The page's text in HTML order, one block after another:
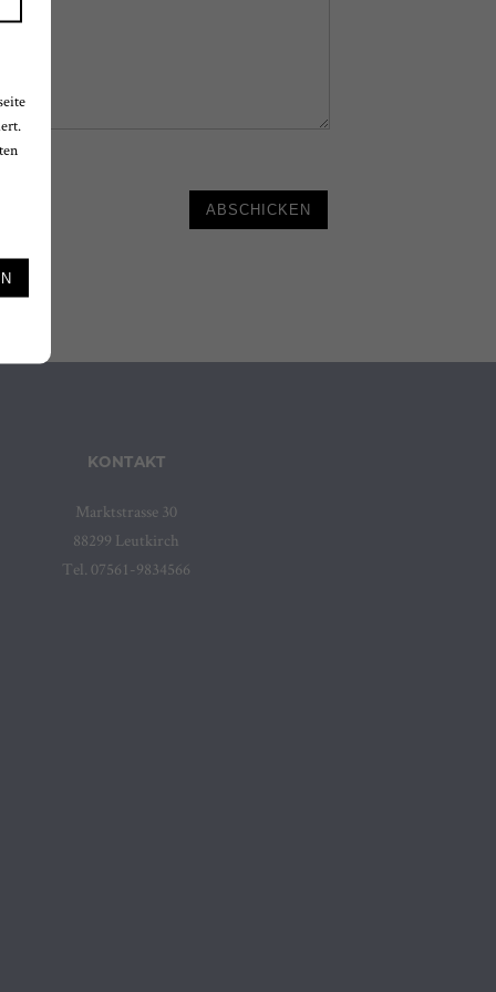
ABSCHICKEN
KONTAKT
Marktstrasse 30
88299 Leutkirch
Tel. 07561-9834566